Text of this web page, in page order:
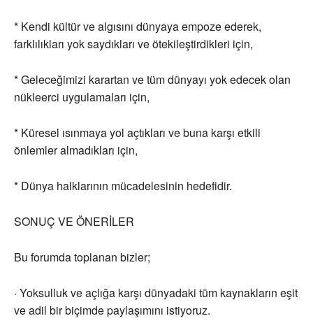
* Kendi kültür ve algısını dünyaya empoze ederek,
farklılıkları yok saydıkları ve ötekileştirdikleri için,
* Geleceğimizi karartan ve tüm dünyayı yok edecek olan
nükleerci uygulamaları için,
* Küresel ısınmaya yol açtıkları ve buna karşı etkili
önlemler almadıkları için,
* Dünya halklarının mücadelesinin hedefidir.
SONUÇ VE ÖNERİLER
Bu forumda toplanan bizler;
· Yoksulluk ve açlığa karşı dünyadaki tüm kaynakların eşit
ve adil bir biçimde paylaşımını istiyoruz.